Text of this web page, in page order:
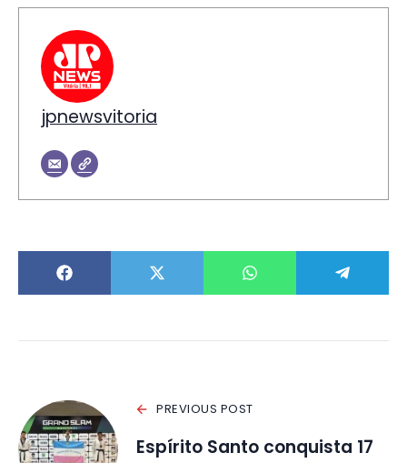
jpnewsvitoria
PREVIOUS POST
Espírito Santo conquista 17